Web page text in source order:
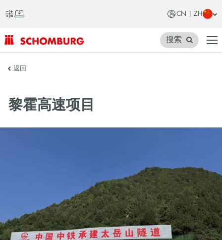
CN | ZH
SCHOMBURG
国
搜索
返回
黎霍高速项目